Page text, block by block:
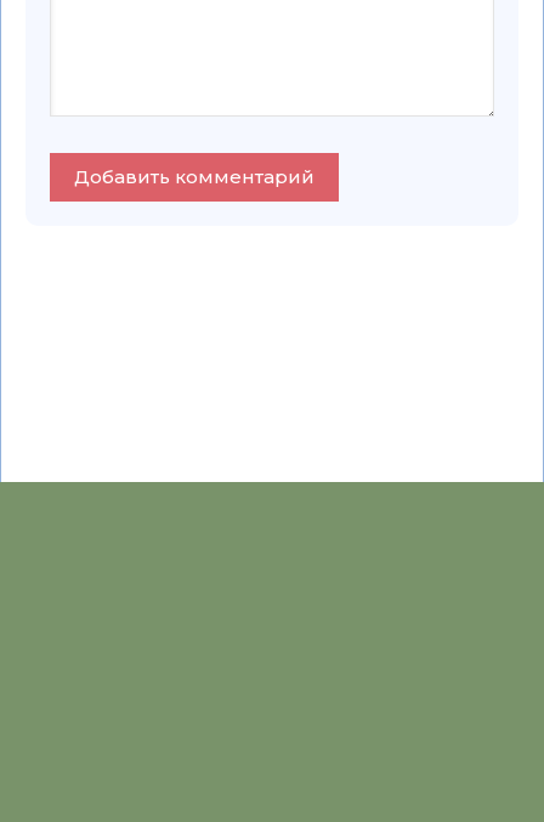
Добавить комментарий